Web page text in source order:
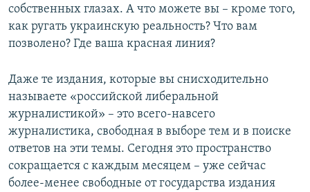
собственных глазах. А что можете вы – кроме того,
как ругать украинскую реальность? Что вам
позволено? Где ваша красная линия?
Даже те издания, которые вы снисходительно
называете «российской либеральной
журналистикой» – это всего-навсего
журналистика, свободная в выборе тем и в поиске
ответов на эти темы. Сегодня это пространство
сокращается с каждым месяцем – уже сейчас
более-менее свободные от государства издания